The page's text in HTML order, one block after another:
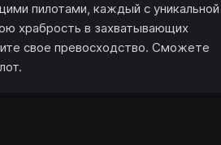
пилотами, каждый с уникальной
храбрость в захватывающих
свое превосходство. Сможете